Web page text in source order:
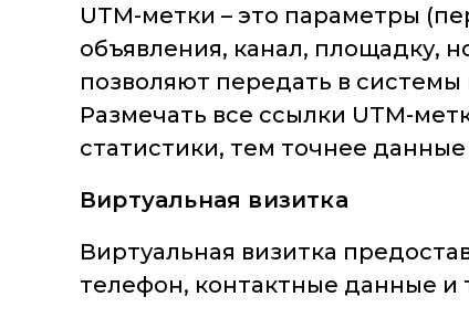
UTM-метки – это параметры
объявления, канал, площадку,
позволяют передать в
Размечать все ссылки UTM-
статистики, тем точнее
Виртуальная визитка
Виртуальная визитка
телефон, контактные данные и